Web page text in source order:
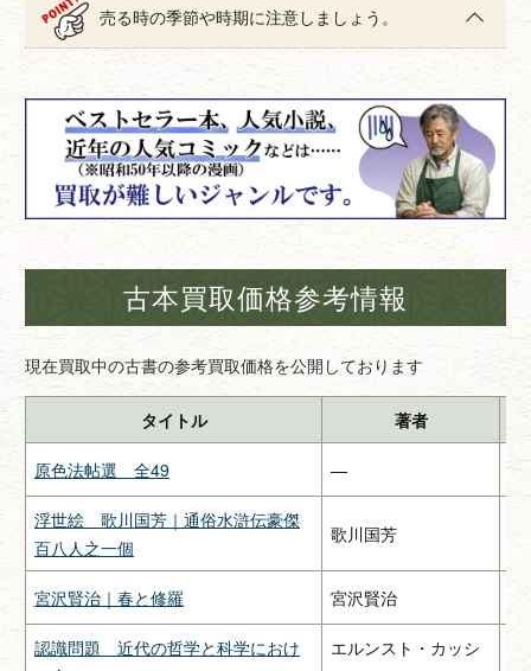
売る時の季節や時期に注意しましょう。
古本買取価格参考情報
現在買取中の古書の参考買取価格を公開しております
タイトル 著者
原色法帖選 全49 —
浮世絵 歌川国芳｜通俗水滸伝豪傑
百八人之一個
歌川国芳
宮沢賢治｜春と修羅 宮沢賢治
認識問題 近代の哲学と科学におけ
エルンスト・カッシ